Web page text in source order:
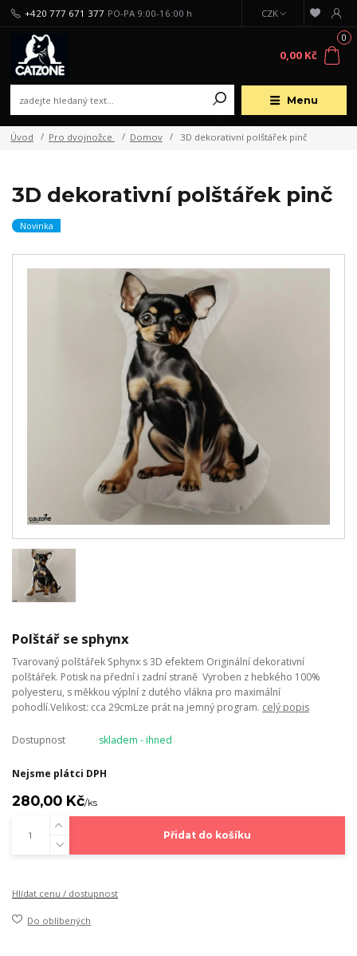
Menu
CZK
+420 777 671 377 PO-PA 9:00-16:00 h
0
0,00 Kč
Úvod Pro dvojnožce Domov 3D dekorativní polštářek pinč
3D dekorativní polštářek pinč
Novinka
Polštář se sphynx
Tvarovaný polštářek Sphynx s 3D efektem Originální dekorativní
polštářek. Potisk na přední i zadní straně Vyroben z hebkého 100%
polyesteru, s měkkou výplní z dutého vlákna pro maximální
pohodlí.Velikost: cca 29cmLze prát na jemný program. celý popis
Dostupnost skladem - ihned
Nejsme plátci DPH
280,00 Kč/ks
Přidat do košíku
Hlídat cenu / dostupnost
Do oblíbených